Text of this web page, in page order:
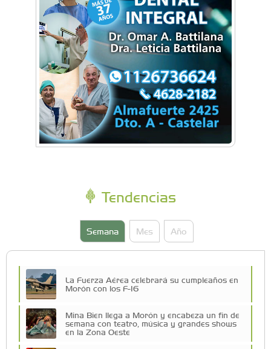
Tendencias
Semana Mes Año
La Fuerza Aérea celebrará su cumpleaños en
Morón con los F-16
Mina Bien llega a Morón y encabeza un fin de
semana con teatro, música y grandes shows
en la Zona Oeste